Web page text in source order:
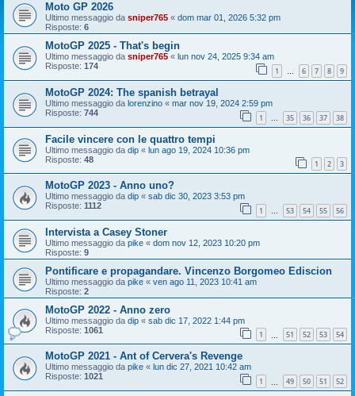
Moto GP 2026
Ultimo messaggio da sniper765 « dom mar 01, 2026 5:32 pm
Risposte: 6
MotoGP 2025 - That's begin
Ultimo messaggio da sniper765 « lun nov 24, 2025 9:34 am
Risposte: 174 1 … 6 7 8 9
MotoGP 2024: The spanish betrayal
Ultimo messaggio da lorenzino « mar nov 19, 2024 2:59 pm
Risposte: 744 1 … 35 36 37 38
Facile vincere con le quattro tempi
Ultimo messaggio da dip « lun ago 19, 2024 10:36 pm
Risposte: 48 1 2 3
MotoGP 2023 - Anno uno?
Ultimo messaggio da dip « sab dic 30, 2023 3:53 pm
Risposte: 1112 1 … 53 54 55 56
Intervista a Casey Stoner
Ultimo messaggio da pike « dom nov 12, 2023 10:20 pm
Risposte: 9
Pontificare e propagandare. Vincenzo Borgomeo Ediscion
Ultimo messaggio da pike « ven ago 11, 2023 10:41 am
Risposte: 2
MotoGP 2022 - Anno zero
Ultimo messaggio da dip « sab dic 17, 2022 1:44 pm
Risposte: 1061 1 51 52 53 54
MotoGP 2021 - Ant of Cervera's Revenge
Ultimo messaggio da pike « lun dic 27, 2021 10:42 am
Risposte: 1021 1 49 50 51 52